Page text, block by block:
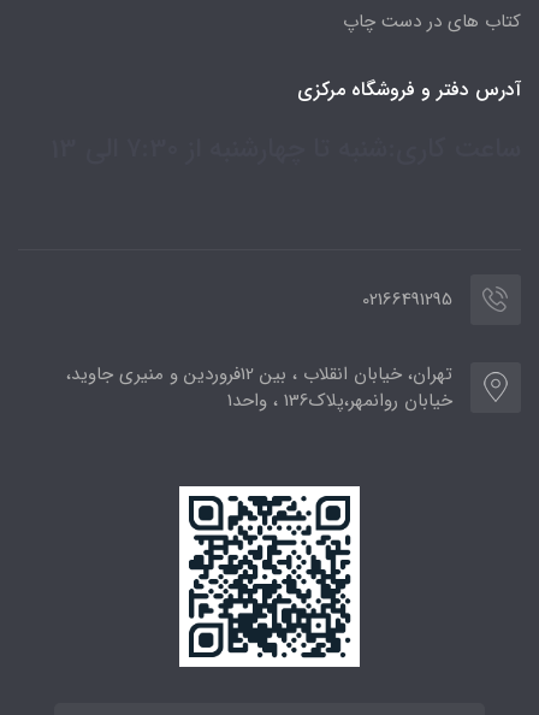
کتاب های در دست چاپ
آدرس دفتر و فروشگاه مرکزی
02166491295
تهران، خیابان انقلاب ، بین 12فروردین و منیری جاوید،
خیابان روانمهر،پلاک136 ، واحد1